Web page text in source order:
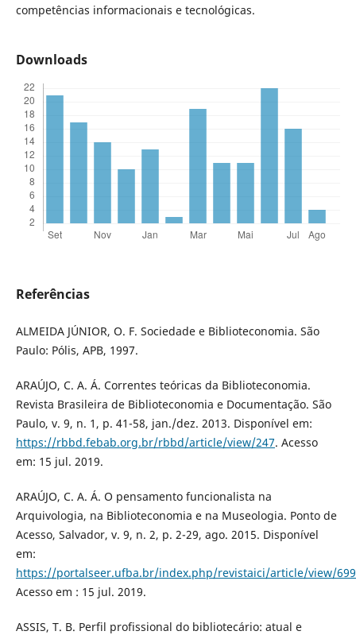
competências informacionais e tecnológicas.
Downloads
Referências
ALMEIDA JÚNIOR, O. F. Sociedade e Biblioteconomia. São
Paulo: Pólis, APB, 1997.
ARAÚJO, C. A. Á. Correntes teóricas da Biblioteconomia.
Revista Brasileira de Biblioteconomia e Documentação. São
Paulo, v. 9, n. 1, p. 41-58, jan./dez. 2013. Disponível em:
https://rbbd.febab.org.br/rbbd/article/view/247. Acesso
em: 15 jul. 2019.
ARAÚJO, C. A. Á. O pensamento funcionalista na
Arquivologia, na Biblioteconomia e na Museologia. Ponto de
Acesso, Salvador, v. 9, n. 2, p. 2-29, ago. 2015. Disponível
em:
https://portalseer.ufba.br/index.php/revistaici/article/view/
Acesso em : 15 jul. 2019.
ASSIS, T. B. Perfil profissional do bibliotecário: atual e